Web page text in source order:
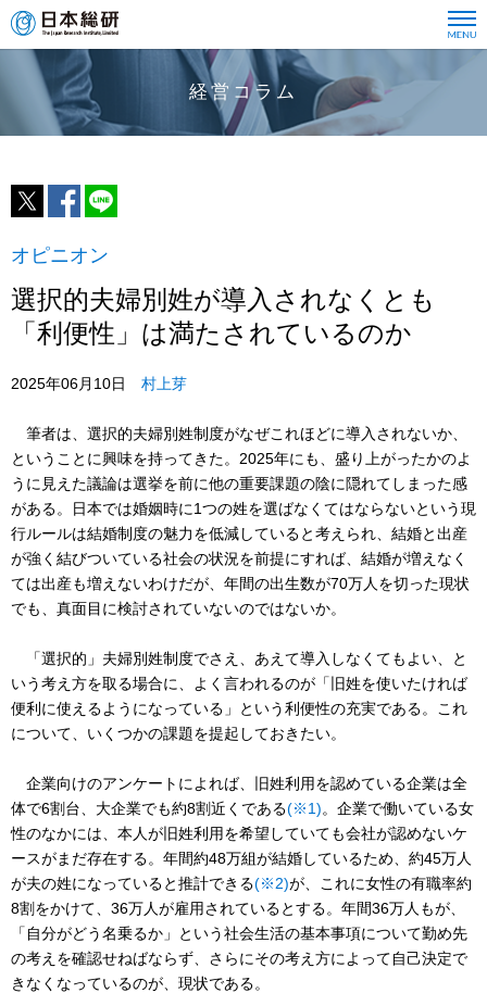
経営コラム
オピニオン
選択的夫婦別姓が導入されなくとも
「利便性」は満たされているのか
2025年06月10日 村上芽
筆者は、選択的夫婦別姓制度がなぜこれほどに導入されないか、
ということに興味を持ってきた。2025年にも、盛り上がったかのよ
うに見えた議論は選挙を前に他の重要課題の陰に隠れてしまった感
がある。日本では婚姻時に1つの姓を選ばなくてはならないという現
行ルールは結婚制度の魅力を低減していると考えられ、結婚と出産
が強く結びついている社会の状況を前提にすれば、結婚が増えなく
ては出産も増えないわけだが、年間の出生数が70万人を切った現状
でも、真面目に検討されていないのではないか。
「選択的」夫婦別姓制度でさえ、あえて導入しなくてもよい、と
いう考え方を取る場合に、よく言われるのが「旧姓を使いたければ
便利に使えるようになっている」という利便性の充実である。これ
について、いくつかの課題を提起しておきたい。
企業向けのアンケートによれば、旧姓利用を認めている企業は全
体で6割台、大企業でも約8割近くである(※1)。企業で働いている女
性のなかには、本人が旧姓利用を希望していても会社が認めないケ
ースがまだ存在する。年間約48万組が結婚しているため、約45万人
が夫の姓になっていると推計できる(※2)が、これに女性の有職率約
8割をかけて、36万人が雇用されているとする。年間36万人もが、
「自分がどう名乗るか」という社会生活の基本事項について勤め先
の考えを確認せねばならず、さらにその考え方によって自己決定で
きなくなっているのが、現状である。